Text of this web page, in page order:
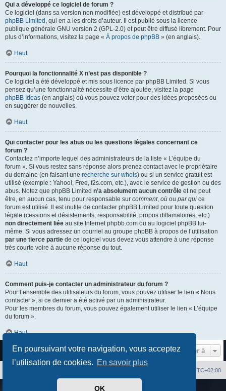
En poursuivant votre navigation, vous acceptez
l’utilisation de cookies. En savoir plus
OK
Qui a développé ce logiciel de forum ?
Ce logiciel (dans sa version non modifiée) est développé et distribué par
phpBB Limited , qui en a les droits d’auteur. Il est publié sous la licence
publique générale GNU version 2 (GPL-2.0) et peut être diffusé librement. Pour
plus d’informations, visitez la page « À propos de phpBB » (en anglais).
Haut
Pourquoi la fonctionnalité X n’est pas disponible ?
Ce logiciel a été développé et mis sous licence par phpBB Limited. Si vous
pensez qu’une fonctionnalité nécessite d’être ajoutée, visitez la page
phpBB Ideas (en anglais) où vous pouvez voter pour des idées proposées ou
en suggérer de nouvelles.
Haut
Qui contacter pour les abus ou les questions légales concernant ce
forum ?
Contactez n’importe lequel des administrateurs de la liste « L’équipe du
forum ». Si vous restez sans réponse alors prenez contact avec le propriétaire
du domaine (en faisant une recherche sur whois) ou si un service gratuit est
utilisé (exemple : Yahoo!, Free, f2s.com, etc.), avec le service de gestion ou des
abus. Notez que phpBB Limited n’a absolument aucun contrôle et ne peut
être, en aucun cas, tenu pour responsable sur comment, où ou par qui ce
forum est utilisé. Il est inutile de contacter phpBB Limited pour toute question
légale (cessions et désistements, responsabilité, propos diffamatoires, etc.)
non directement liée au site Internet phpbb.com ou au logiciel phpBB lui-
même. Si vous adressez un courriel au groupe phpBB à propos de l’utilisation
par une tierce partie de ce logiciel vous devez vous attendre à une réponse
très courte voire à aucune réponse du tout.
Haut
Comment puis-je contacter un administrateur du forum ?
Pour l’ensemble des utilisateurs du forum, vous pouvez utiliser le lien « Nous
contacter », si ce dernier a été activé par un administrateur.
Pour les membres du forum, vous pouvez également utiliser le lien « L’équipe
du forum ».
Haut
Aller à
UTC+02:00
phpBB® Forum Software © phpBB Limited